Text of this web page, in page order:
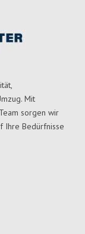
Mit
sorgen wir
Ihre Bedürfnisse